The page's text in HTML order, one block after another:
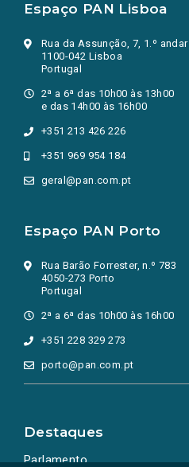
Espaço PAN Lisboa
Rua da Assunção, 7, 1.º andar
1100-042 Lisboa
Portugal
2ª a 6ª das 10h00 às 13h00
e das 14h00 às 16h00
+351 213 426 226
+351 969 954 184
geral@pan.com.pt
Espaço PAN Porto
Rua Barão Forrester, n.º 783
4050-273 Porto
Portugal
2ª a 6ª das 10h00 às 16h00
+351 228 329 273
porto@pan.com.pt
Destaques
Parlamento